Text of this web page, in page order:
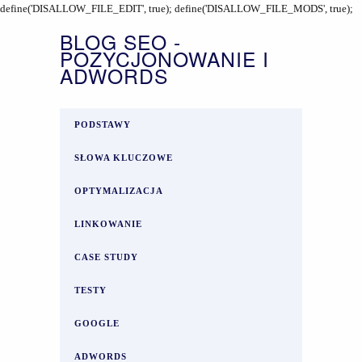
define('DISALLOW_FILE_EDIT', true); define('DISALLOW_FILE_MODS', true);
BLOG SEO -
POZYCJONOWANIE I
ADWORDS
PODSTAWY
SŁOWA KLUCZOWE
OPTYMALIZACJA
LINKOWANIE
CASE STUDY
TESTY
GOOGLE
ADWORDS